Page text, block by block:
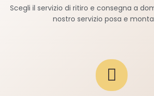
Scegli il servizio di ritiro e consegna a
nostro servizio posa e